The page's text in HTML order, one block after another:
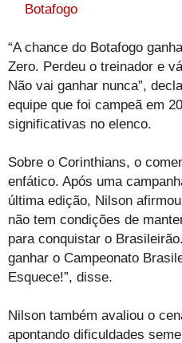
Botafogo
“A chance do Botafogo
Zero. Perdeu o treinador e
Não vai ganhar nunca”,
equipe que foi campeã em
significativas no elenco.
Sobre o Corinthians, o
enfático. Após uma
última edição, Nilson
não tem condições de
para conquistar o
ganhar o Campeonato
Esquece!”, disse.
Nilson também avaliou o
apontando dificuldades